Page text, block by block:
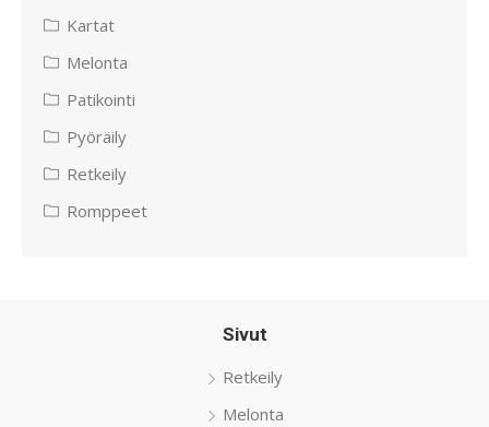
Kartat
Melonta
Patikointi
Pyöräily
Retkeily
Romppeet
Sivut
Retkeily
Melonta